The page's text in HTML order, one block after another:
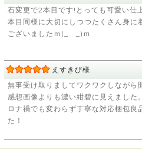
石変更で2本目です!とっても可愛い仕
本目同様に大切にしつつたくさん身に
ございましたｍ(_ _)ｍ
えすきび様
無事受け取りましてワクワクしながら
感想画像よりも濃い紺碧に見えました
ロナ禍でも変わらず丁寧な対応梱包良
た！